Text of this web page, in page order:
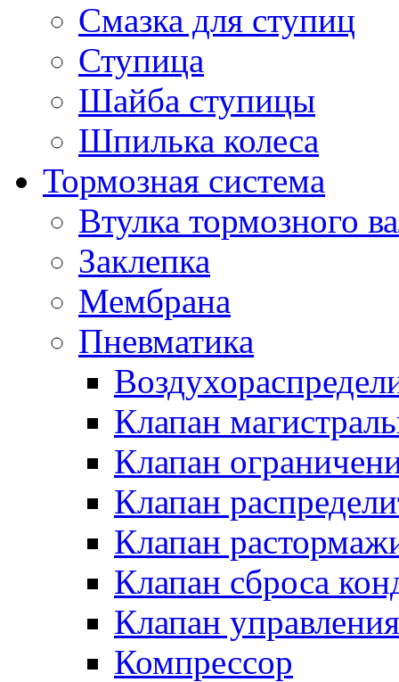
Смазка для ступиц
Ступица
Шайба ступицы
Шпилька колеса
Тормозная система
Втулка тормозного
Заклепка
Мембрана
Пневматика
Клапан
Клапан
Клапан
Клапан
Клапан сброса
Клапан управления
Компрессор